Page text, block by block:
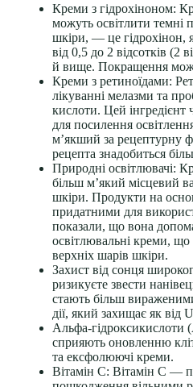
Креми з гідрохіноном:
можуть освітлити темні
шкіри, — це гідрохінон,
від 0,5 до 2 відсотків (2
й вище. Покращення може
Креми з ретиноїдами:
лікуванні мелазми та
кислоти. Цей інгредієнт
для посилення
м’якший за рецептурну
рецепта знадобиться
Природні освітлювачі:
більш м’який місцевий
шкіри. Продукти на
придатними для
показали, що вона
освітлювальні креми, що
верхніх шарів шкіри.
Захист від сонця
ризикуєте звести
стають більш
дії, який захищає як від
Альфа-
сприяють оновленню
та ексфолюючі креми.
Вітамін С: Вітамін С —